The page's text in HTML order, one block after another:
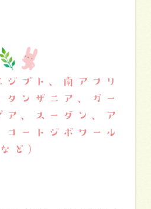
ジプト、南アフリ
タンザニア、ガー
ア、スーダン、ア
コートジボワール
など）